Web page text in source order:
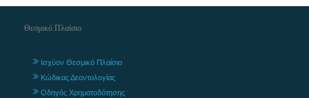
Θεσμικό Πλαίσιο
Ισχύον Θεσμικό Πλαίσιο
Κώδικας Δεοντολογίας
Οδηγός Χρηματοδότησης